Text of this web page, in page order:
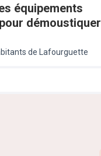
équipements
démoustiquer
de Lafourguette